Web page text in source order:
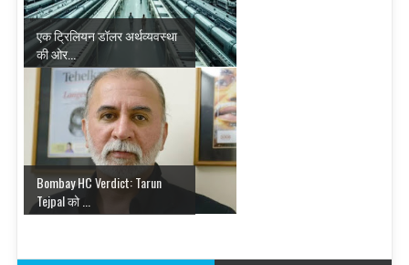
एक ट्रिलियन डॉलर अर्थव्यवस्था
की ओर...
Bombay HC Verdict: Tarun
Tejpal को ...